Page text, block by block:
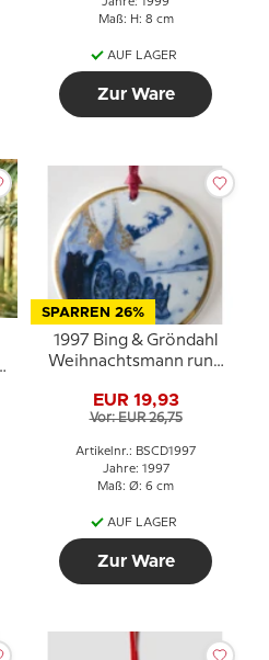
Jahre: 1999
Maß: H: 8 cm
AUF LAGER
Zur Ware
SPARREN 26%
1997 Bing & Gröndahl
Weihnachtsmann rund
EUR 19,93
Vor: EUR 26,75
Artikelnr.: BSCD1997
Jahre: 1997
Maß: Ø: 6 cm
AUF LAGER
Zur Ware